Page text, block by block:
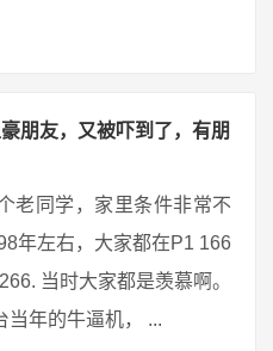
朋友，又被吓到了，有朋
老同学，家里条件非常不
年左右，大家都在P1 166
当时大家都是羡慕啊。
当年的牛逼机， ...